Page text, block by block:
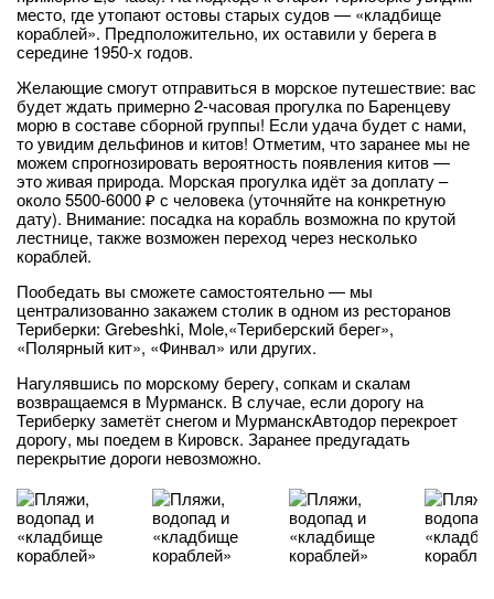
место, где утопают остовы старых судов — «кладбище
кораблей». Предположительно, их оставили у берега в
середине 1950-х годов.
Желающие смогут отправиться в морское путешествие: вас
будет ждать примерно 2-часовая прогулка по Баренцеву
морю в составе сборной группы! Если удача будет с нами,
то увидим дельфинов и китов! Отметим, что заранее мы не
можем спрогнозировать вероятность появления китов —
это живая природа. Морская прогулка идёт за доплату –
около 5500-6000 ₽ с человека (уточняйте на конкретную
дату). Внимание: посадка на корабль возможна по крутой
лестнице, также возможен переход через несколько
кораблей.
Пообедать вы сможете самостоятельно — мы
централизованно закажем столик в одном из ресторанов
Териберки: Grebeshki, Mole,«Териберский берег»,
«Полярный кит», «Финвал» или других.
Нагулявшись по морскому берегу, сопкам и скалам
возвращаемся в Мурманск. В случае, если дорогу на
Териберку заметёт снегом и МурманскАвтодор перекроет
дорогу, мы поедем в Кировск. Заранее предугадать
перекрытие дороги невозможно.